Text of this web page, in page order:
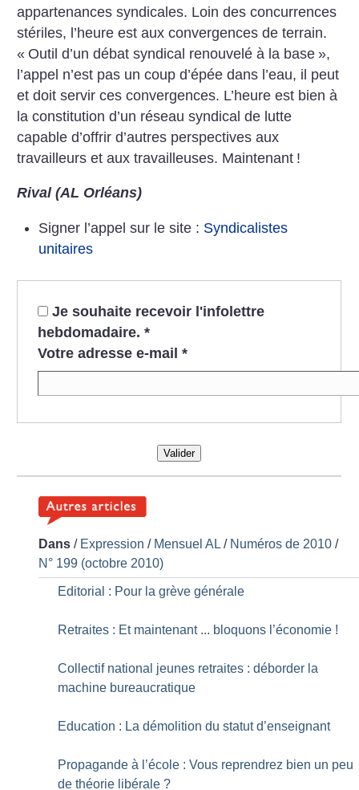
appartenances syndicales. Loin des concurrences
stériles, l’heure est aux convergences de terrain.
« Outil d’un débat syndical renouvelé à la base »,
l’appel n’est pas un coup d’épée dans l’eau, il peut
et doit servir ces convergences. L’heure est bien à
la constitution d’un réseau syndical de lutte
capable d’offrir d’autres perspectives aux
travailleurs et aux travailleuses. Maintenant !
Rival (AL Orléans)
Signer l’appel sur le site : Syndicalistes
unitaires
Je souhaite recevoir l'infolettre
hebdomadaire. *
Votre adresse e-mail *
Valider
Dans / Expression / Mensuel AL / Numéros de 2010 /
N° 199 (octobre 2010)
Editorial : Pour la grève générale
Retraites : Et maintenant ... bloquons l’économie !
Collectif national jeunes retraites : déborder la
machine bureaucratique
Education : La démolition du statut d’enseignant
Propagande à l’école : Vous reprendrez bien un peu
de théorie libérale ?